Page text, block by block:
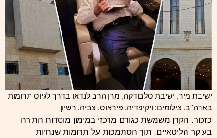
ישיבת מיר, ישיבת סלבודקה, מרן הרב לנדאו בדרך לגיוס תרומות
בארה"ב. צילומים: ויקיפדיה, פיראוס, צביה. רשיון
כזכור, הקרן משמשת כגורם מרכזי במימון מוסדות התורה
בעיקר הליטאיים, תוך הסתמכות על תרומות שנתיות